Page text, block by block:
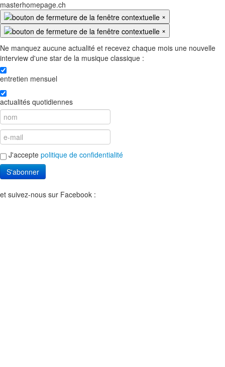
masterhomepage.ch
×
×
Ne manquez aucune actualité et recevez chaque mois une nouvelle
interview d'une star de la musique classique :
entretien mensuel
actualités quotidiennes
J'accepte politique de confidentialité
S'abonner
et suivez-nous sur Facebook :